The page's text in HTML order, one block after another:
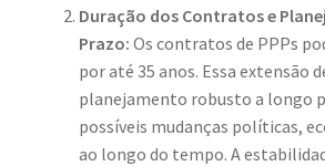
Duração dos Contratos e
Prazo: Os contratos de PPPs
por até 35 anos. Essa extensão
planejamento robusto a longo
possíveis mudanças políticas,
ao longo do tempo. A